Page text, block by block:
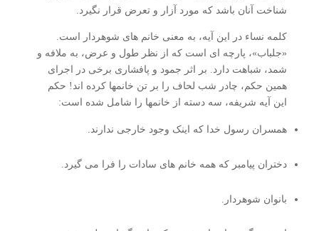
شناخت آنان باشد که مورد آزار و تعرض قرار نگیرد.
کلمه نساء در این آیه، به معنی خانم های شوهردار است.
«جلباب»، پارچه ای است که از نظر طول و عرض، به ملافه و
شمد، شباهت دارد. بر اثر جمود و پافشاری برخی در اجرای
همین حکم، چادر شب لحاف را بر تن خانمها کرده اند! حکم
این آیه شریفه، سه دسته از خانمها را شامل شده است:
همسران رسول خدا که اینک وجود خارجی ندارند.
دختران پیامبر که همه خانم های سادات را فرا می گیرد.
بانوان شوهردار.